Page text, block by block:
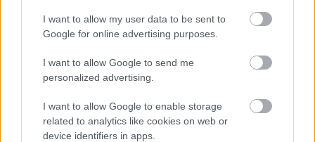
I want to allow my user data to be sent to
Google for online advertising purposes.
I want to allow Google to send me
personalized advertising.
I want to allow Google to enable storage
related to analytics like cookies on web or
device identifiers in apps.
Fontos a postaládákba költöző
széncinegék védelme
Paks II.: Mit jelent az 5. blokk új
mérföldköve a felülvizsgálat
árnyékában?